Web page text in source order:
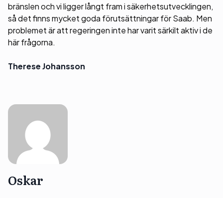
bränslen och vi ligger långt fram i säkerhetsutvecklingen,
så det finns mycket goda förutsättningar för Saab. Men
problemet är att regeringen inte har varit särkilt aktiv i de
här frågorna.
Therese Johansson
Oskar